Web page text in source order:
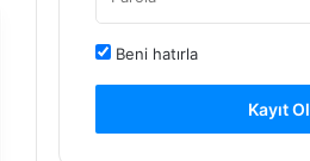
Beni hatırla
Kayıt Ol